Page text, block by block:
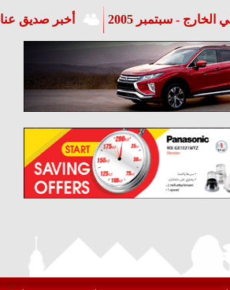
- سبتمبر 2005 أخبر صديق عنا